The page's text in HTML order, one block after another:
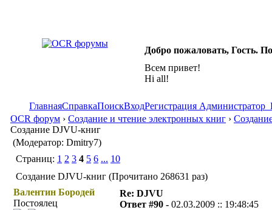
Добро пожаловать, Гость.
Всем привет!
Hi all!
ГлавнаяСправкаПоискВходРегистрация Администратор
OCR форум › Создание и чтение электронных книг ›
Создание DJVU-книг
(Модератор: Dmitry7)
Страниц: 1 2 3 4 5 6 ... 10
Создание DJVU-книг (Прочитано 268631 раз)
Валентин Бородей
Постоялец
Re: DJVU
Ответ #90 -02.03.2009 :: 19:48:45